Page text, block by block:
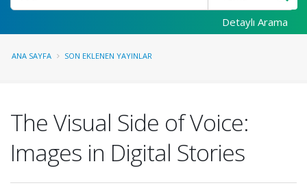
Detaylı Arama
ANA SAYFA SON EKLENEN YAYINLAR
The Visual Side of Voice:
Images in Digital Stories